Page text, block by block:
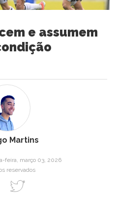
e assumem
Martins
feira, março 03, 2026
reservados